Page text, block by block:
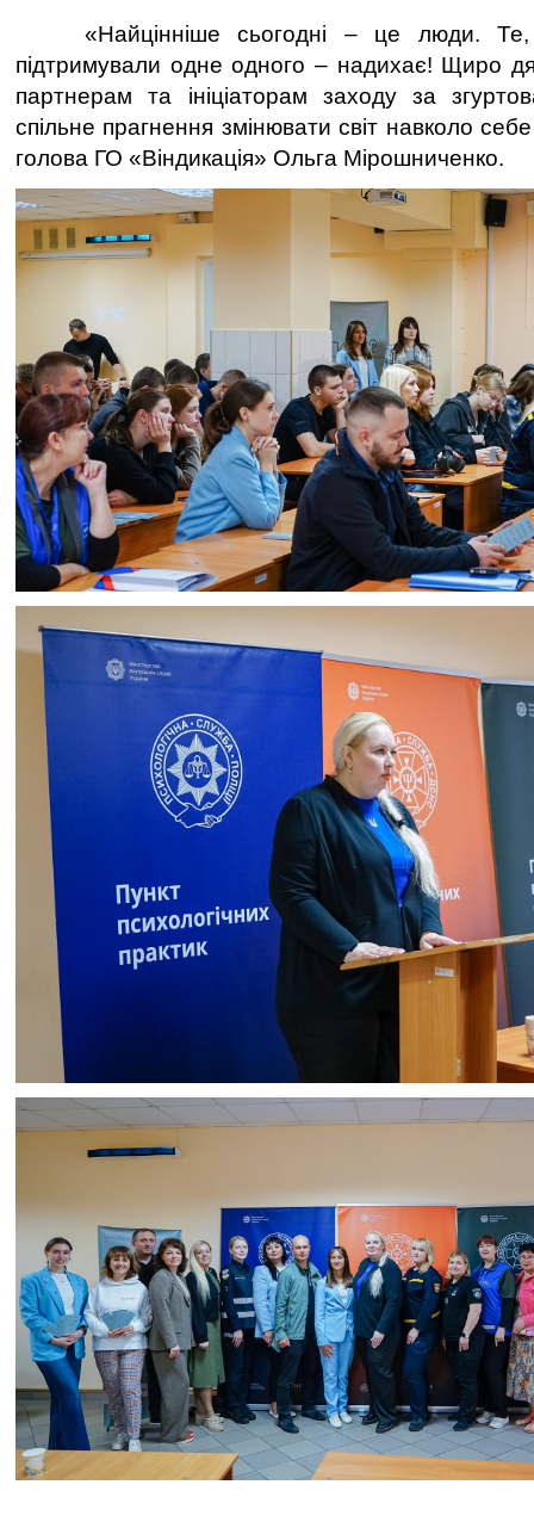
«Найцінніше сьогодні – це люди. Те,
підтримували одне одного – надихає! Щиро
партнерам та ініціаторам заходу за
спільне прагнення змінювати світ навколо
голова ГО «Віндикація» Ольга Мірошниченко.